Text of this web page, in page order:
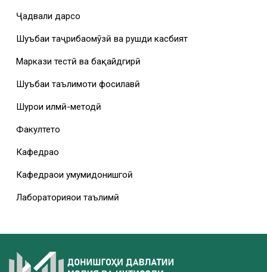
Ҷадвали дарсҳо
Шуъбаи таҷрибаомӯзӣ ва рушди касбият
Маркази тестӣ ва бақайдгирӣ
Шуъбаи таълимоти фосилавӣ
Шурои илмӣ-методӣ
Факултетҳо
Кафедраҳо
Кафедраҳои умумидонишгоҳӣ
Лабораторияҳои таълимӣ